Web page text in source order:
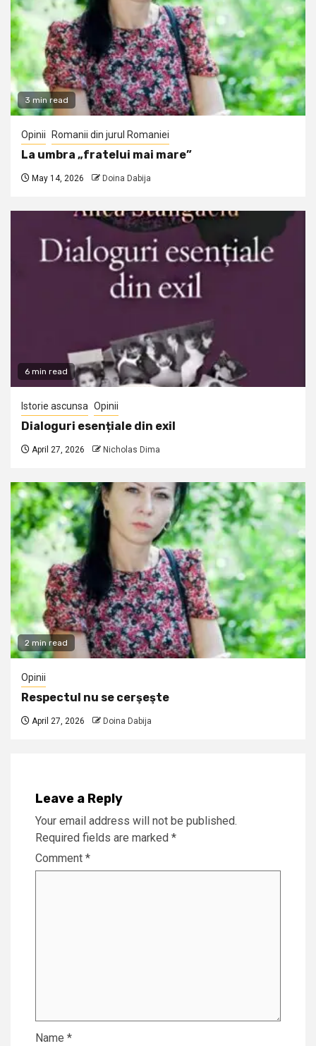
3 min read
Opinii Romanii din jurul Romaniei
La umbra „fratelui mai mare”
May 14, 2026 Doina Dabija
6 min read
Istorie ascunsa Opinii
Dialoguri esențiale din exil
April 27, 2026 Nicholas Dima
2 min read
Opinii
Respectul nu se cerşeşte
April 27, 2026 Doina Dabija
Leave a Reply
Your email address will not be published.
Required fields are marked *
Comment *
Name *